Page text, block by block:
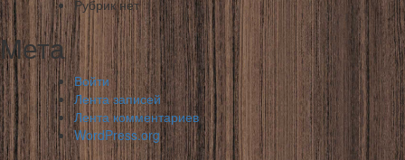
Рубрик нет
Мета
Войти
Лента записей
Лента комментариев
WordPress.org